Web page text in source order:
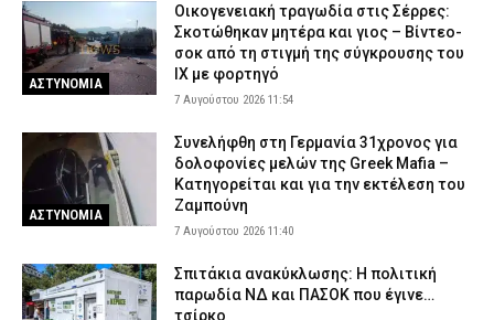
ΑΣΤΥΝΟΜΙΑ
Οικογενειακή τραγωδία στις Σέρρες:
Σκοτώθηκαν μητέρα και γιος – Βίντεο-
σοκ από τη στιγμή της σύγκρουσης του
ΙΧ με φορτηγό
7 Αυγούστου 2026 11:54
ΑΣΤΥΝΟΜΙΑ
Συνελήφθη στη Γερμανία 31χρονος για
δολοφονίες μελών της Greek Mafia –
Κατηγορείται και για την εκτέλεση του
Ζαμπούνη
7 Αυγούστου 2026 11:40
Σπιτάκια ανακύκλωσης: Η πολιτική
παρωδία ΝΔ και ΠΑΣΟΚ που έγινε…
τσίρκο